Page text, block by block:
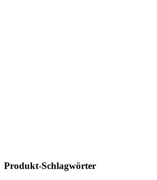
Produkt-Schlagwörter